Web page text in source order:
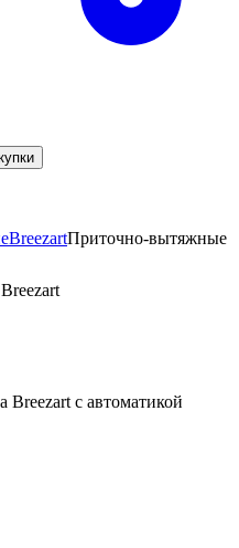
BreezartПриточно-вытяжные
с автоматикой